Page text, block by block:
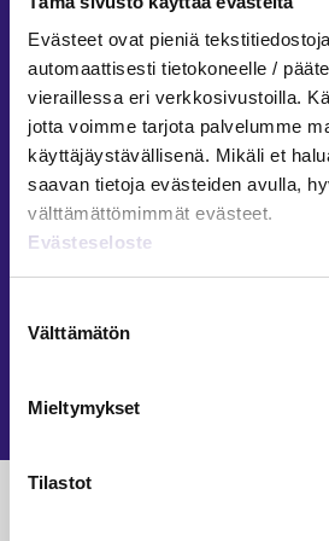
Evästeet ovat pieniä
automaattisesti tietokoneelle /
vieraillessa eri verkkosivustoilla.
jotta voimme tarjota palvelumme
käyttäjäystävällisenä. Mikäli et
saavan tietoja evästeiden avulla,
välttämättömimmät evästeet.
Evästeseloste
valinta
Välttämätön
Mieltymykset
Tilastot
TILINPÄÄTÖKSEN LAATIMINEN
raportin
jakoa varten
päätökseen (2025/
Mira Merikanto
Standardi
Riitta Laine
15.5.2025